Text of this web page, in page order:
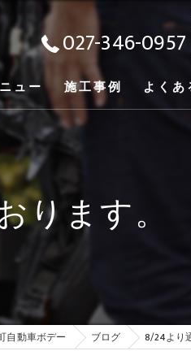
027-346-0957
ュー 施工事例 よくあ
ます。
自動車ボデー ブログ 8/24より